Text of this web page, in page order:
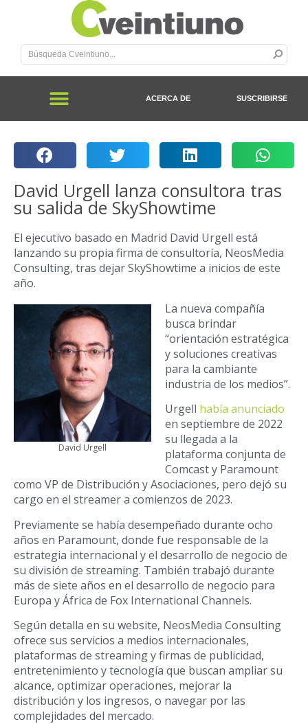
ACERCA DE SUSCRIBIRSE
David Urgell lanza consultora tras
su salida de SkyShowtime
El ejecutivo basado en Madrid David Urgell está
lanzando su propia firma de consultoría, NeosMedia
Consulting, tras dejar SkyShowtime a inicios de este
año.
David Urgell
La nueva compañía
busca brindar
“orientación estratégica
y soluciones creativas
para la cambiante
industria de los medios”.
Urgell había anunciado
en septiembre de 2022
su llegada a la
plataforma conjunta de
Comcast y Paramount
como VP de Distribución y Asociaciones, pero dejó su
cargo en el streamer a comienzos de 2023.
Previamente se había desempeñado durante ocho
años en Paramount, donde fue responsable de la
estrategia internacional y el desarrollo de negocio de
su división de streaming. También trabajó durante
más de siete años en el desarrollo de negocio para
Europa y África de Fox International Channels.
Según detalla en su website, NeosMedia Consulting
ofrece sus servicios a medios internacionales,
plataformas de streaming y firmas de publicidad,
entretenimiento y tecnología que buscan ampliar su
alcance, optimizar operaciones, mejorar la
distribución y los ingresos, o navegar por las
complejidades del mercado.